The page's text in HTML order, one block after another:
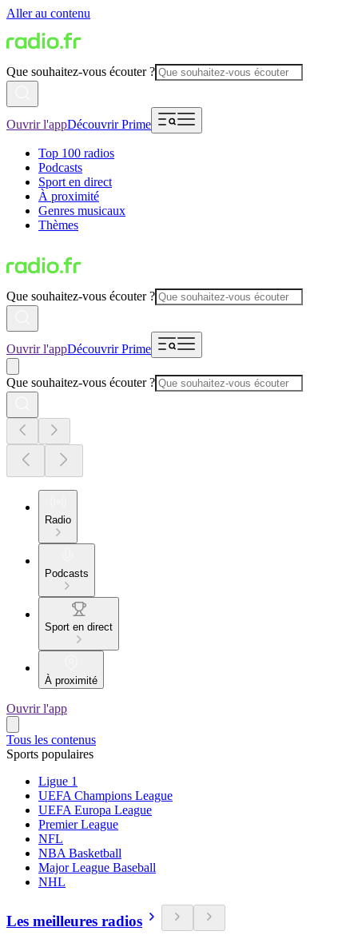
Aller au contenu
Que souhaitez-vous écouter ?
Ouvrir l'appDécouvrir Prime
Top 100 radios
Podcasts
Sport en direct
À proximité
Genres musicaux
Thèmes
Que souhaitez-vous écouter ?
Ouvrir l'appDécouvrir Prime
Que souhaitez-vous écouter ?
Radio
Podcasts
Sport en direct
À proximité
Ouvrir l'app
Tous les contenus
Sports populaires
Ligue 1
UEFA Champions League
UEFA Europa League
Premier League
NFL
NBA Basketball
Major League Baseball
NHL
Les meilleures radios